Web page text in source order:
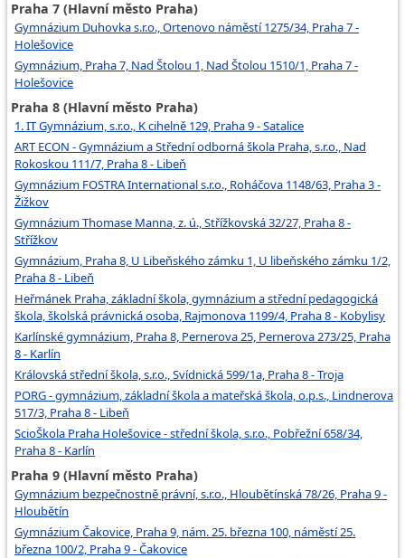
Praha 7 (Hlavní město Praha)
Gymnázium Duhovka s.r.o., Ortenovo náměstí 1275/34, Praha 7 -
Holešovice
Gymnázium, Praha 7, Nad Štolou 1, Nad Štolou 1510/1, Praha 7 -
Holešovice
Praha 8 (Hlavní město Praha)
1. IT Gymnázium, s.r.o., K cihelně 129, Praha 9 - Satalice
ART ECON - Gymnázium a Střední odborná škola Praha, s.r.o., Nad
Rokoskou 111/7, Praha 8 - Libeň
Gymnázium FOSTRA International s.r.o., Roháčova 1148/63, Praha 3 -
Žižkov
Gymnázium Thomase Manna, z. ú., Střížkovská 32/27, Praha 8 -
Střížkov
Gymnázium, Praha 8, U Libeňského zámku 1, U libeňského zámku 1/2,
Praha 8 - Libeň
Heřmánek Praha, základní škola, gymnázium a střední pedagogická
škola, školská právnická osoba, Rajmonova 1199/4, Praha 8 - Kobylisy
Karlínské gymnázium, Praha 8, Pernerova 25, Pernerova 273/25, Praha
8 - Karlín
Královská střední škola, s.r.o., Svídnická 599/1a, Praha 8 - Troja
PORG - gymnázium, základní škola a mateřská škola, o.p.s., Lindnerova
517/3, Praha 8 - Libeň
ScioŠkola Praha Holešovice - střední škola, s.r.o., Pobřežní 658/34,
Praha 8 - Karlín
Praha 9 (Hlavní město Praha)
Gymnázium bezpečnostně právní, s.r.o., Hloubětínská 78/26, Praha 9 -
Hloubětín
Gymnázium Čakovice, Praha 9, nám. 25. března 100, náměstí 25.
března 100/2, Praha 9 - Čakovice